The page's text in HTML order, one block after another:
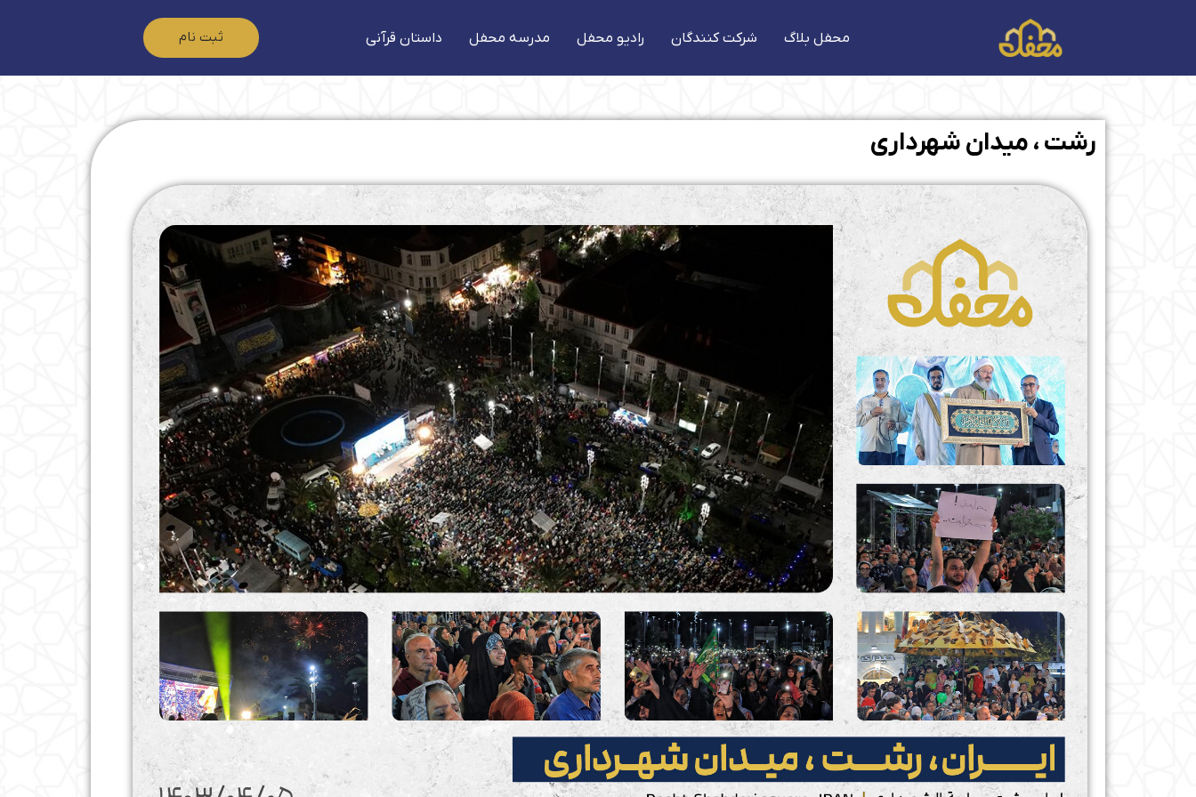
محفل بلاگ شرکت کنندگان رادیو محفل مدرسه محفل داستان قرآنی ثبت نام
رشت ، میدان شهرداری